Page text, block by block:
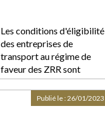
Les conditions d'éligibilité
des entreprises de
transport au régime de
faveur des ZRR sont
précisées
Publié le :26/01/2023